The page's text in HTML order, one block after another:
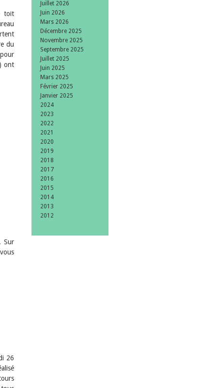
toit
du
ont
Sur
26
Juillet 2026
Juin 2026
Mars 2026
Décembre 2025
Novembre 2025
Septembre 2025
Juillet 2025
Juin 2025
Mars 2025
Février 2025
Janvier 2025
2024
2023
2022
2021
2020
2019
2018
2017
2016
2015
2014
2013
2012